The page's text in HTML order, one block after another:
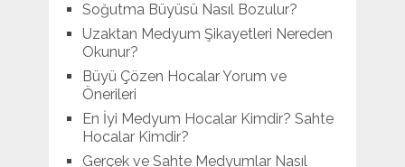
Soğutma Büyüsü Nasıl Bozulur?
Uzaktan Medyum Şikayetleri Nereden
Okunur?
Büyü Çözen Hocalar Yorum ve
Önerileri
En İyi Medyum Hocalar Kimdir? Sahte
Hocalar Kimdir?
Gerçek ve Sahte Medyumlar Nasıl